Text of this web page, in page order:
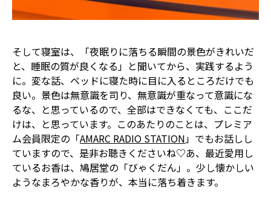
そして寝室は、「夜眠りに落ちる瞬間の景色がきれいだ
と、睡眠の質が良くなる」と聞いてから、実践するよう
に。変な話、ベッドに寝た時に目に入るところだけでも
良い。景色は無意識を司り、無意識が重なって意識にな
るな、と思っているので、全部はできなくても、ここだ
けは、と思っています。このあたりのことは、プレミア
ム会員限定の「AMARC RADIO STATION」でもお話しし
ていますので、是非お聴きくださいね♡あ、最近愛用し
ているお香は、鳩居堂の「びゃくだん」。少し懐かしい
ようなまろやかな香りが、本当に落ち着きます。